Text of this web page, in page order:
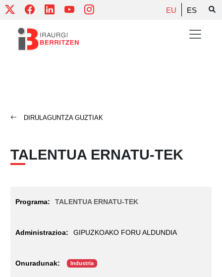
Skip
content
EU ES
DIRULAGUNTZA GUZTIAK
TALENTUA ERNATU-TEK
TALENTUA ERNATU-TEK
GIPUZKOAKO FORU ALDUNDIA
Industria